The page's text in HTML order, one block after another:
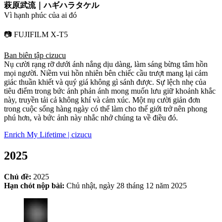
萩原武流｜ハギハラタケル
Vì hạnh phúc của ai đó
📷 FUJIFILM X-T5
Ban biên tập cizucu
Nụ cười rạng rỡ dưới ánh nắng dịu dàng, làm sáng bừng tâm hồn
mọi người. Niềm vui hồn nhiên bên chiếc cầu trượt mang lại cảm
giác thuần khiết và quý giá không gì sánh được. Sự lệch nhẹ của
tiêu điểm trong bức ảnh phản ánh mong muốn lưu giữ khoảnh khắc
này, truyền tải cả không khí và cảm xúc. Một nụ cười giản đơn
trong cuộc sống hàng ngày có thể làm cho thế giới trở nên phong
phú hơn, và bức ảnh này nhắc nhở chúng ta về điều đó.
Enrich My Lifetime | cizucu
2025
Chủ đề: 2025
Hạn chót nộp bài: Chủ nhật, ngày 28 tháng 12 năm 2025